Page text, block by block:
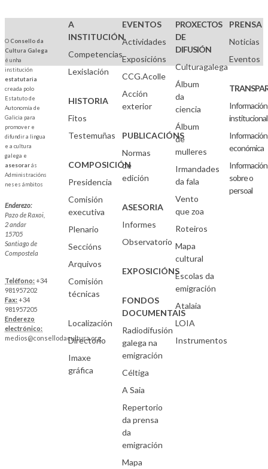
O Consello da
Cultura Galega
é unha
institución
estatutaria
creada polo
Estatuto de
Autonomía de
Galicia para
promover e
difundir a lingua
e a cultura
galega e
asesorarás
Administracións
neses ámbitos
Enderezo:
Pazo de Raxoi,
2 andar
15705
Santiago de
Compostela
Teléfono:+34
981957202
Fax:+34
981957205
Enderezo
electrónico:
medios@consellodacultura.org
A
INSTITUCIÓN
Competencias
Lexislación
HISTORIA
Fitos
Testemuñas
COMPOSICIÓN
Presidencia
Comisión
executiva
Plenario
Seccións
Arquivos
Comisión
técnicas
Localización
Directorio
Imaxe
gráfica
EVENTOS
Actividades
Exposicións
CCG.Acolle
Acción
exterior
PUBLICACIÓNS
Normas
de
edición
ASESORIA
Informes
Observatorio
EXPOSICIÓNS
FONDOS
DOCUMENTAIS
Radiodifusión
galega na
emigración
Céltiga
A Saia
Repertorio
da prensa
da
emigración
Mapa
PROXECTOS
DE
DIFUSIÓN
Culturagalega
Álbum
da
ciencia
Álbum
de
mulleres
Irmandades
da fala
Vento
que zoa
Roteiros
Mapa
cultural
Escolas da
emigración
Atalaia
LOIA
Instrumentos
PRENSA
Noticias
Eventos
Información
institucional
Información
económica
Información
sobre o
persoal